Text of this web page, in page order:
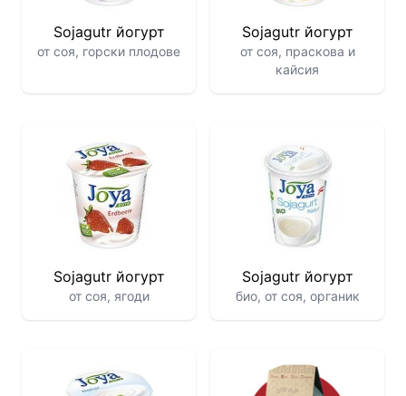
Sojagutr йогурт
от соя, горски плодове
Sojagutr йогурт
от соя, праскова и
кайсия
Sojagutr йогурт
от соя, ягоди
Sojagutr йогурт
био, от соя, органик